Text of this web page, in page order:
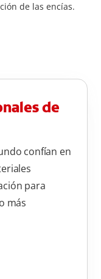
de las encías.
de
confían en
para
más